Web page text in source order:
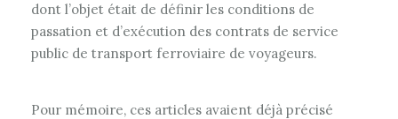
dont l’objet était de définir les conditions de
passation et d’exécution des contrats de service
public de transport ferroviaire de voyageurs.
Pour mémoire, ces articles avaient déjà précisé